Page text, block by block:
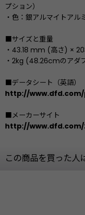
プション）
・色：銀アルマイトアル
■サイズと重量
・43.18 mm (高さ) ×
・2kg (48.26cmのアダ
■データシート（英語）
http://
■メーカーサイト
http://
この商品を買った人